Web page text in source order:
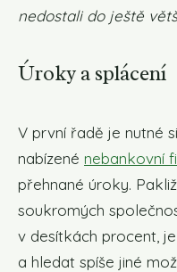
nedostali do ještě
Úroky a splácení
V první řadě je nutné
nabízené nebankovní
přehnané úroky.
soukromých
v desítkách procent,
a hledat spíše jiné